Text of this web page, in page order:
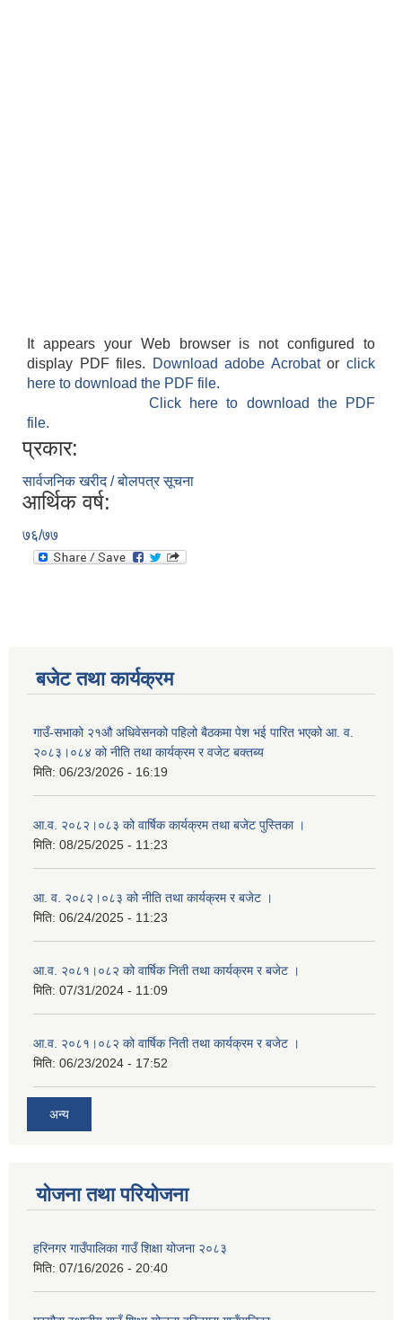
It appears your Web browser is not configured to
display PDF files.
Download adobe Acrobatorclick
here to download the PDF file.
Click here to download the PDF
file.
प्रकार:
सार्वजनिक खरीद / बोलपत्र सूचना
आर्थिक वर्ष:
७६/७७
बजेट तथा कार्यक्रम
गाउँ-सभाको २१औ अधिवेसनको पहिलो बैठकमा पेश भई पारित भएको आ. व.
२०८३।०८४ को नीति तथा कार्यक्रम र वजेट बक्तब्य
मिति: 06/23/2026 - 16:19
आ.व. २०८२।०८३ को वार्षिक कार्यक्रम तथा बजेट पुस्तिका ।
मिति: 08/25/2025 - 11:23
आ. व. २०८२।०८३ को नीति तथा कार्यक्रम र बजेट ।
मिति: 06/24/2025 - 11:23
आ.व. २०८१।०८२ को वार्षिक निती तथा कार्यक्रम र बजेट ।
मिति: 07/31/2024 - 11:09
आ.व. २०८१।०८२ को वार्षिक निती तथा कार्यक्रम र बजेट ।
मिति: 06/23/2024 - 17:52
अन्य
योजना तथा परियोजना
हरिनगर गाउँपालिका गाउँ शिक्षा योजना २०८३
मिति: 07/16/2026 - 20:40